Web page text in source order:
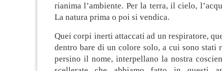
rianima l’ambiente. Per la terra, il cielo,
La natura prima o poi si vendica.
Quei corpi inerti attaccati ad un respiratore,
dentro bare di un colore solo, a cui sono stati
persino il nome, interpellano la nostra